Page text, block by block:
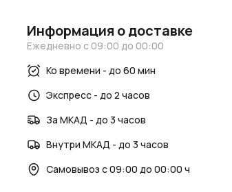
Читайте новости AzaliaNowи
AzaliaNow обеспечивает стильное
Информация о доставке
Ежедневно с 09:00 до 00:00
Ко времени - до 60 мин
Экспресс - до 2 часов
За МКАД - до 3 часов
Внутри МКАД - до 3 часов
Самовывоз с 09:00 до 00:00 ч